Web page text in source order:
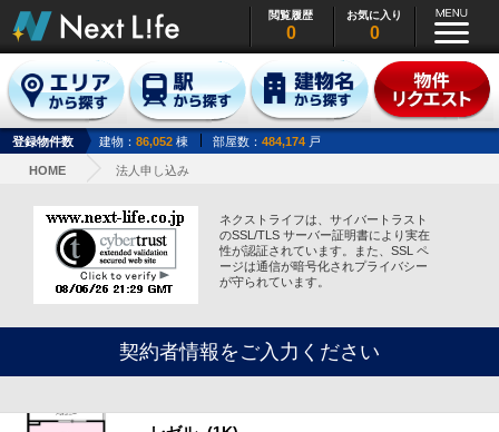
閲覧履歴
0
お気に入り
0
登録物件数 建物： 86,052 棟 部屋数： 484,174 戸
HOME 法人申し込み
ネクストライフは、サイバートラスト
のSSL/TLS サーバー証明書により実在
性が認証されています。また、SSL ペ
ージは通信が暗号化されプライバシー
が守られています。
契約者情報をご入力ください